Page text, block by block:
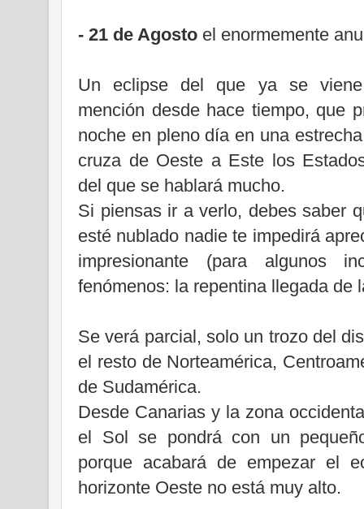
- 21 de Agosto el enormemente
Un eclipse del que ya se viene
mención desde hace tiempo, que
noche en pleno día en una
cruza de Oeste a Este los
del que se hablará mucho.
Si piensas ir a verlo, debes saber
esté nublado nadie te impedirá
impresionante (para algunos
fenómenos: la repentina llegada de
Se verá parcial, solo un trozo del
el resto de Norteamérica,
de Sudamérica.
Desde Canarias y la zona
el Sol se pondrá con un
porque acabará de empezar el
horizonte Oeste no está muy alto.